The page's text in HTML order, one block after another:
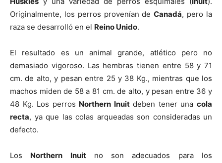
Originalmente, los perros provenían deCanadá, pero la
raza se desarrolló en el Reino Unido.
El resultado es un animal grande, atlético pero no
demasiado vigoroso. Las hembras tienen entre 58 y 71
cm. de alto, y pesan entre 25 y 38 Kg., mientras que los
machos miden de 58 a 81 cm. de alto, y pesan entre 36 y
48 Kg. Los perros Northern Inuitdeben tener unacola
recta, ya que las colas arqueadas son consideradas un
defecto.
Los Northern Inuitno son adecuados para los